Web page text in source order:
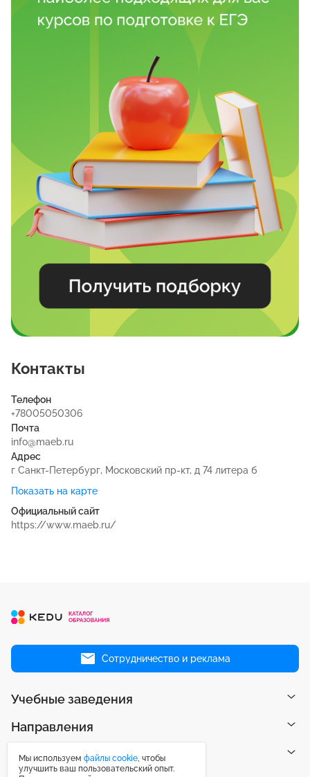
Контакты
Телефон
+78005050306
Почта
info@maeb.ru
Адрес
г Санкт-Петербург, Московский пр-кт, д 74 литера б
Показать на карте
Официальный сайт
https://www.maeb.ru/
Сотрудничество и реклама
Учебные заведения
Направления
Рейтинги
Мы используем файлы cookie, чтобы
улучшить ваш пользовательский опыт.